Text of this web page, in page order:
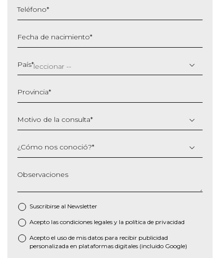
Teléfono*
Fecha de nacimiento*
barra
MM
AAAA
País*
Provincia*
Motivo de la consulta*
¿Cómo nos conoció?*
Observaciones
Suscribirse al Newsletter
* Acepto las condiciones legales y la política de privacidad
Acepto el uso de mis datos para recibir publicidad
personalizada en plataformas digitales (incluido Google)